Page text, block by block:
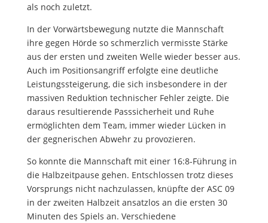
als noch zuletzt.
In der Vorwärtsbewegung nutzte die Mannschaft
ihre gegen Hörde so schmerzlich vermisste Stärke
aus der ersten und zweiten Welle wieder besser aus.
Auch im Positionsangriff erfolgte eine deutliche
Leistungssteigerung, die sich insbesondere in der
massiven Reduktion technischer Fehler zeigte. Die
daraus resultierende Passsicherheit und Ruhe
ermöglichten dem Team, immer wieder Lücken in
der gegnerischen Abwehr zu provozieren.
So konnte die Mannschaft mit einer 16:8-Führung in
die Halbzeitpause gehen. Entschlossen trotz dieses
Vorsprungs nicht nachzulassen, knüpfte der ASC 09
in der zweiten Halbzeit ansatzlos an die ersten 30
Minuten des Spiels an. Verschiedene